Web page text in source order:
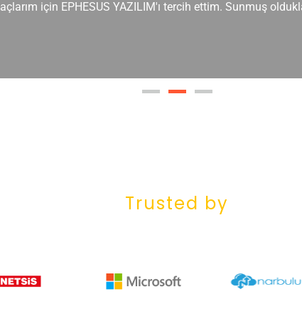
için EPHESUS YAZILIM'ı tercih ettim. Sunmuş
Trusted by